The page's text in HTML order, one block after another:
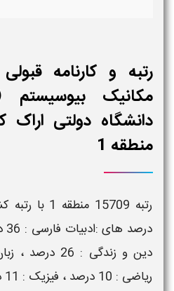
رتبه و کارنامه
مکانیک
منطقه 1
ریاضی : 10 درصد ، فیزیک : 11 درصد و شیمی 1 درصد